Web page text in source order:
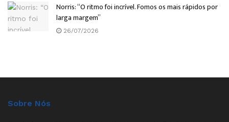
Norris: “O ritmo foi incrível. Fomos os mais rápidos por
larga margem”
26/07/2026
Sobre Nós